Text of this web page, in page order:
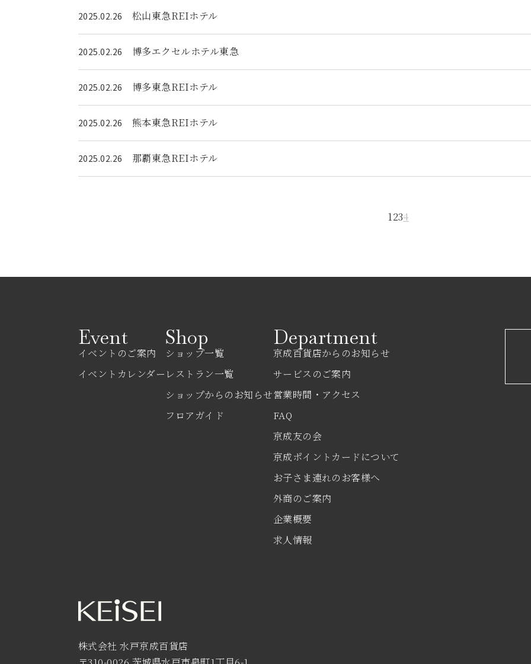
2025.02.26 松山東急REIホテル
2025.02.26 博多エクセルホテル東急
2025.02.26 博多東急REIホテル
2025.02.26 熊本東急REIホテル
2025.02.26 那覇東急REIホテル
1234
Event
イベントのご案内
イベントカレンダー
Shop
ショップ一覧
レストラン一覧
ショップからのお知らせ
フロアガイド
Department
京成百貨店からのお知らせ
サービスのご案内
営業時間・アクセス
FAQ
京成友の会
京成ポイントカードについて
お子さま連れのお客様へ
外商のご案内
企業概要
求人情報
株式会社 水戸京成百貨店